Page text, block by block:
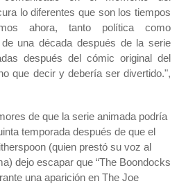
lo diferentes que son los tiempos
ahora, tanto política como
una década después de la serie
después del cómic original del
que decir y debería ser divertido.",
de que la serie animada podría
temporada después de que el
(quien prestó su voz al
dejo escapar que “The Boondocks
una aparición en The Joe